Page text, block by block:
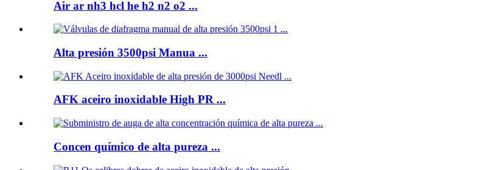
Air ar nh3 hcl he h2 n2 o2 ...
Alta presión 3500psi Manua ...
AFK aceiro inoxidable High PR ...
Concen químico de alta pureza ...